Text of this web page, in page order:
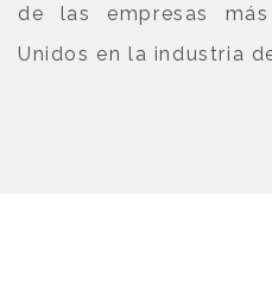
de las empresas
Unidos en la industria